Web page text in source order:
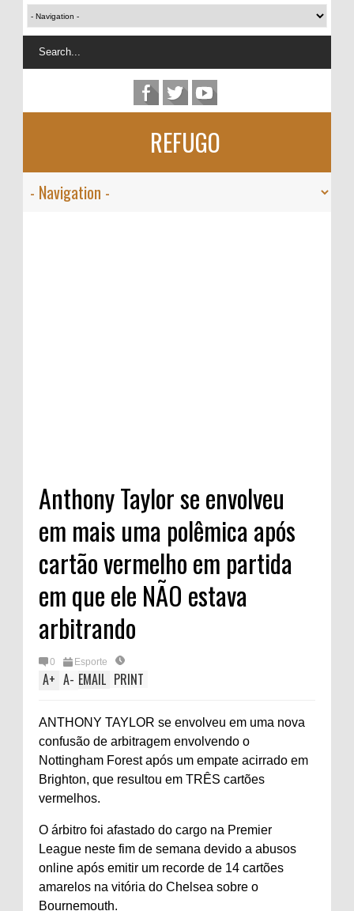
REFUGO
Anthony Taylor se envolveu
em mais uma polêmica após
cartão vermelho em partida
em que ele NÃO estava
arbitrando
0 Esporte
A+ A- EMAIL PRINT
ANTHONY TAYLOR se envolveu em uma nova
confusão de arbitragem envolvendo o
Nottingham Forest após um empate acirrado em
Brighton, que resultou em TRÊS cartões
vermelhos.
O árbitro foi afastado do cargo na Premier
League neste fim de semana devido a abusos
online após emitir um recorde de 14 cartões
amarelos na vitória do Chelsea sobre o
Bournemouth.